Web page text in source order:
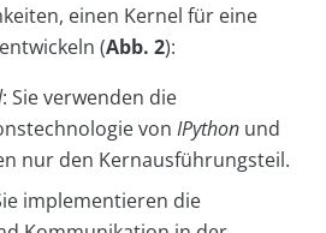
einen Kernel für eine
(Abb. 2):
: Sie verwenden die
von IPython und
nur den Kernausführungsteil.
implementieren die